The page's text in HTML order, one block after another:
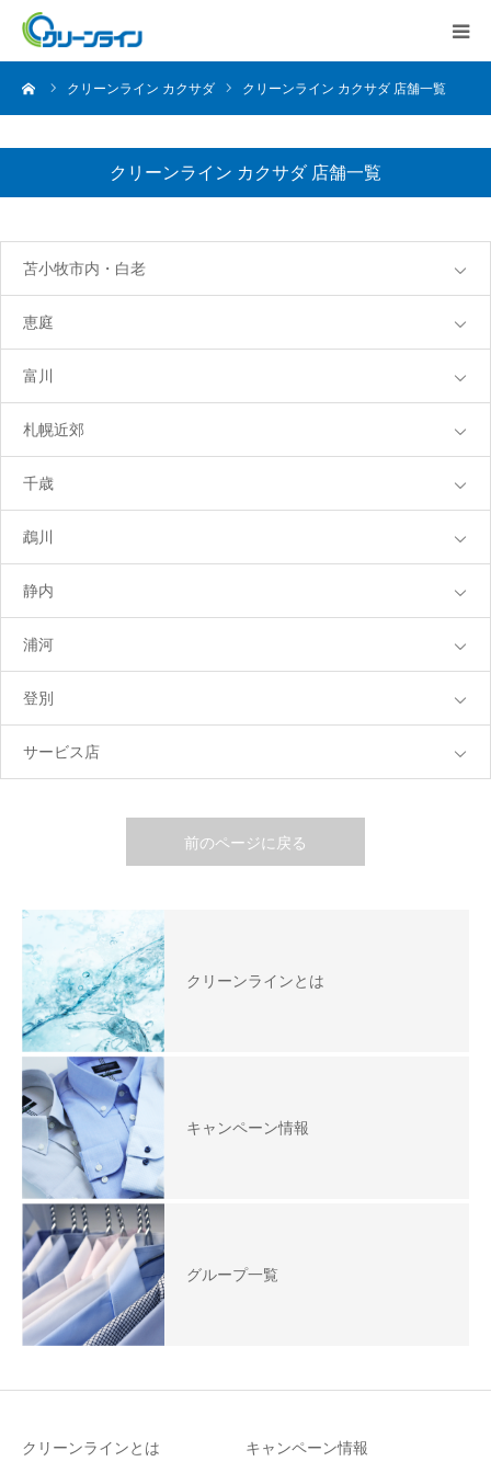
クリーンライン カクサダ クリーンライン カクサダ 店舗一覧
クリーンライン カクサダ 店舗一覧
苫小牧市内・白老
恵庭
富川
札幌近郊
千歳
鵡川
静内
浦河
登別
サービス店
前のページに戻る
クリーンラインとは
キャンペーン情報
グループ一覧
クリーンラインとは キャンペーン情報